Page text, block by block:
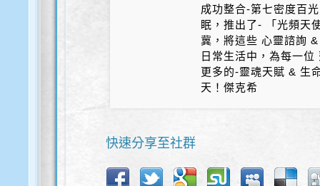
成功整合-第七密度百
眠，推出了- 「光頻天
冀，將這些 心靈諮詢
日常生活中，為每一
更多的-靈魂天賦 & 生
天！傑克希
快速分享至社群